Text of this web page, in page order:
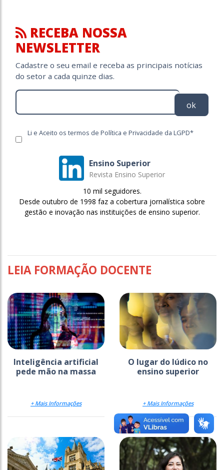
RECEBA NOSSA
NEWSLETTER
Cadastre o seu email e receba as principais notícias
do setor a cada quinze dias.
ok
Li e Aceito os termos de Política e Privacidade da LGPD*
Ensino Superior
Revista Ensino Superior
10 mil seguidores.
Desde outubro de 1998 faz a cobertura jornalística sobre
gestão e inovação nas instituições de ensino superior.
LEIA FORMAÇÃO DOCENTE
Inteligência artificial
pede mão na massa
+ Mais Informações
O lugar do lúdico no
ensino superior
+ Mais Informações